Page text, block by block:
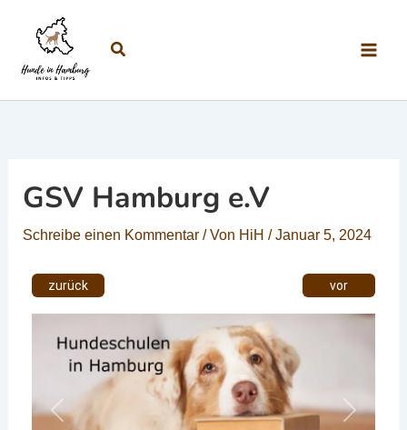
Suchen
GSV Hamburg e.V
Schreibe einen Kommentar / Von HiH /Januar 5, 2024
Vorheriges